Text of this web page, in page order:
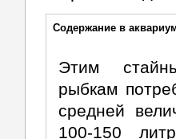
Дополнительно
Содержание в
Этим
рыбкам
средней
100-150